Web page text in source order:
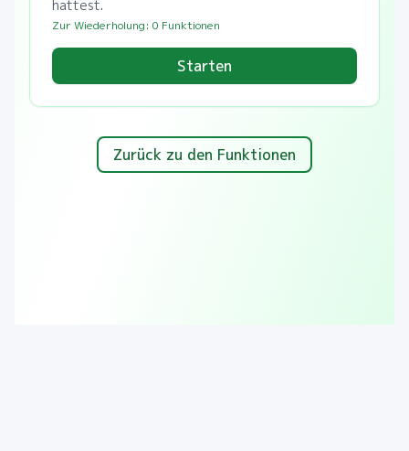
hattest.
Zur Wiederholung: 0 Funktionen
Starten
Zurück zu den Funktionen